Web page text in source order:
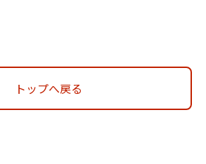
トップへ戻る